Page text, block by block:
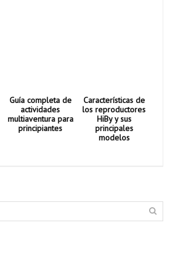
Guía completa de
actividades
multiaventura para
principiantes
Características de
los reproductores
HiBy y sus
principales
modelos